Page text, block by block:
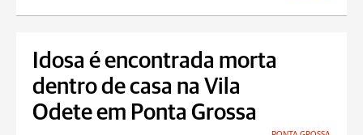
Idosa é encontrada morta
dentro de casa na Vila
Odete em Ponta Grossa